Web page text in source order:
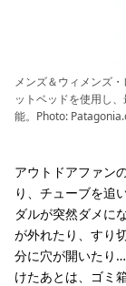
メンズ＆ウィメンズ
ットベッドを使用し
能。Photo:
アウトドアファン
り、チューブを追
ダルが突然ダメに
が外れたり、すり
分に穴が開いたり
けたあとは、ゴミ